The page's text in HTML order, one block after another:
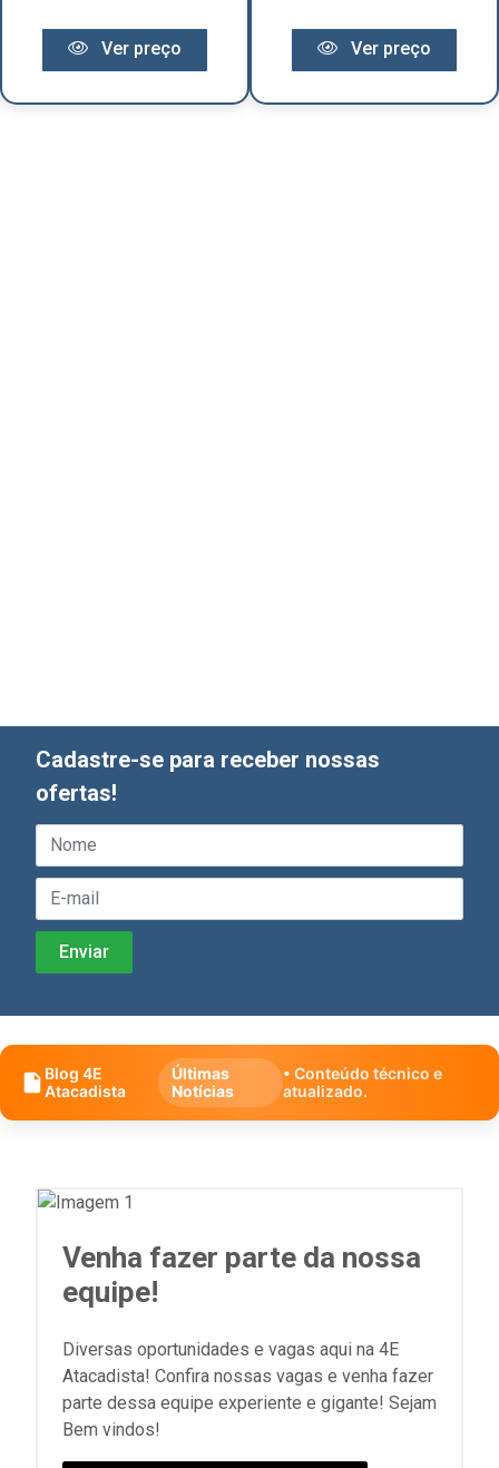
Ver preço Ver preço
Cadastre-se para receber nossas
ofertas!
Blog 4E
Atacadista
Últimas
Notícias
• Conteúdo técnico e
atualizado.
Venha fazer parte da nossa
equipe!
Diversas oportunidades e vagas aqui na 4E
Atacadista! Confira nossas vagas e venha fazer
parte dessa equipe experiente e gigante! Sejam
Bem vindos!